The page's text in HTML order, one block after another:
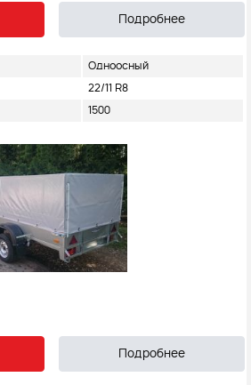
Подробнее
Одноосный
22/11 R8
1500
Подробнее